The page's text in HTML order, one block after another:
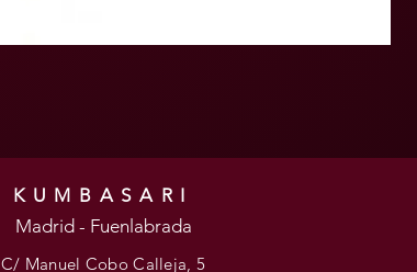
KUMBASARI
Madrid - Fuenlabrada
C/ Manuel Cobo Calleja, 5